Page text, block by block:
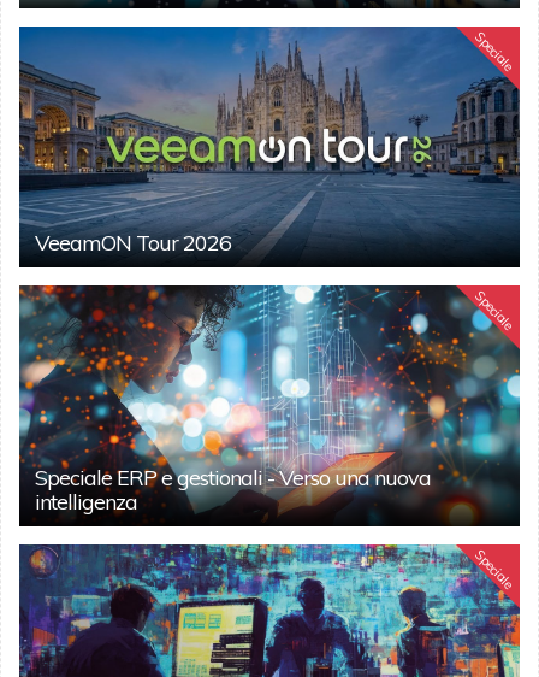
Speciale
VeeamON Tour 2026
Speciale
Speciale ERP e gestionali - Verso una nuova
intelligenza
Speciale